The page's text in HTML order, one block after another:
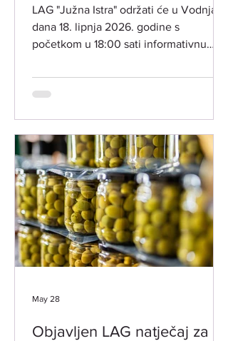
​LAG "Južna Istra" održati će u Vodnjanu
dana 18. lipnja 2026. godine s
početkom u 18:00 sati informativnu
natječaj za INT 1.2. "Potpora za razvoj i
očuvanje održive poljoprivredne
potencijalnim korisnicima. Prijave za
sudjelovanje nisu potrebne. ​ LOKACIJA
ODRŽAVANJA: Grad Vodnjan-Dignano,
Trgovačka 2 -VJENČANA SALA
DATUM I VRIJEME: 18. LIPNJA 2026.
GODINE (ČETVRTAK
Objavljen LAG natječaj za
May 28